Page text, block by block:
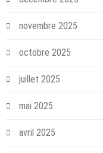
novembre 2025
octobre 2025
juillet 2025
mai 2025
avril 2025